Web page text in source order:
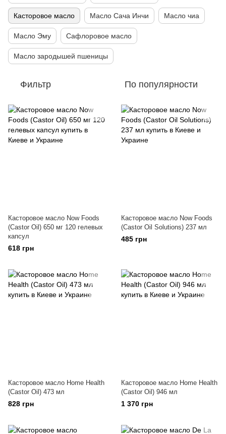
Касторовое масло Масло Сача Инчи Масло чиа
Масло Эму Сафлоровое масло
Масло зародышей пшеницы
Фильтр По популярности
Касторовое масло Now Foods
(Castor Oil) 650 мг 120 гелевых
капсул
618 грн
Касторовое масло Now Foods
(Castor Oil Solutions) 237 мл
485 грн
Касторовое масло Home Health
(Castor Oil) 473 мл
828 грн
Касторовое масло Home Health
(Castor Oil) 946 мл
1 370 грн